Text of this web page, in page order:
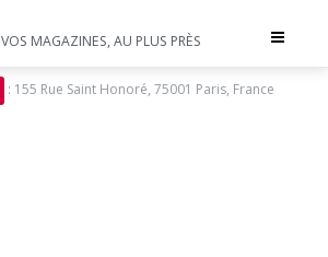
Toggle
VOS MAGAZINES, AU PLUS PRÈS
: 155 Rue Saint Honoré, 75001 Paris, France